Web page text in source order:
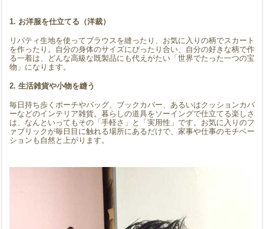
1. お洋服を仕立てる（洋裁）
リバティ生地を使ってブラウスを縫ったり、お気に入りの柄でスカート
を作ったり。自分の身体のサイズにぴったり合い、自分の好きな柄で作
る一着は、どんな高級な既製品にも代えがたい「世界でたった一つの宝
物」になります。
2. 生活雑貨や小物を縫う
毎日持ち歩くポーチやバッグ、ブックカバー、あるいはクッションカバ
ーなどのインテリア雑貨。暮らしの道具をソーイングで仕立てる楽しさ
は、なんといってもその「手軽さ」と「実用性」です。お気に入りのフ
ァブリックが毎日目に触れる場所にあるだけで、家事や仕事のモチベー
ションも自然と上がります。